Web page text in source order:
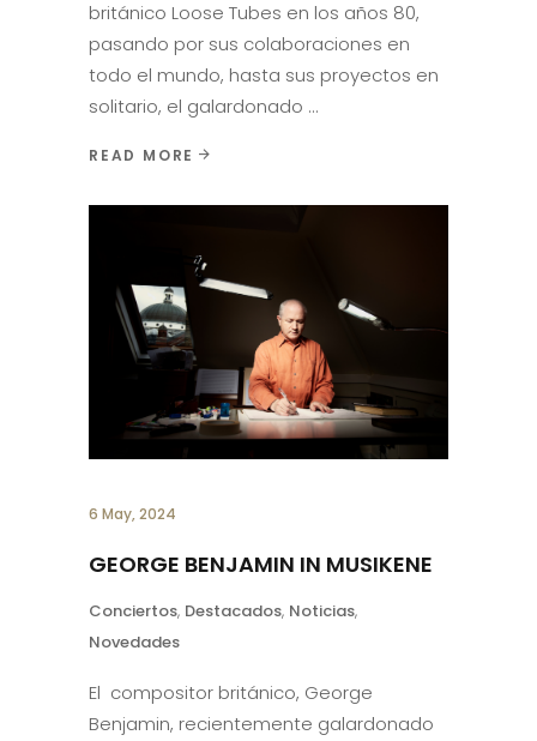
británico Loose Tubes en los años 80,
pasando por sus colaboraciones en
todo el mundo, hasta sus proyectos en
solitario, el galardonado
READ MORE
6 May, 2024
GEORGE BENJAMIN IN MUSIKENE
Conciertos, Destacados, Noticias,
Novedades
El compositor británico, George
Benjamin, recientemente galardonado